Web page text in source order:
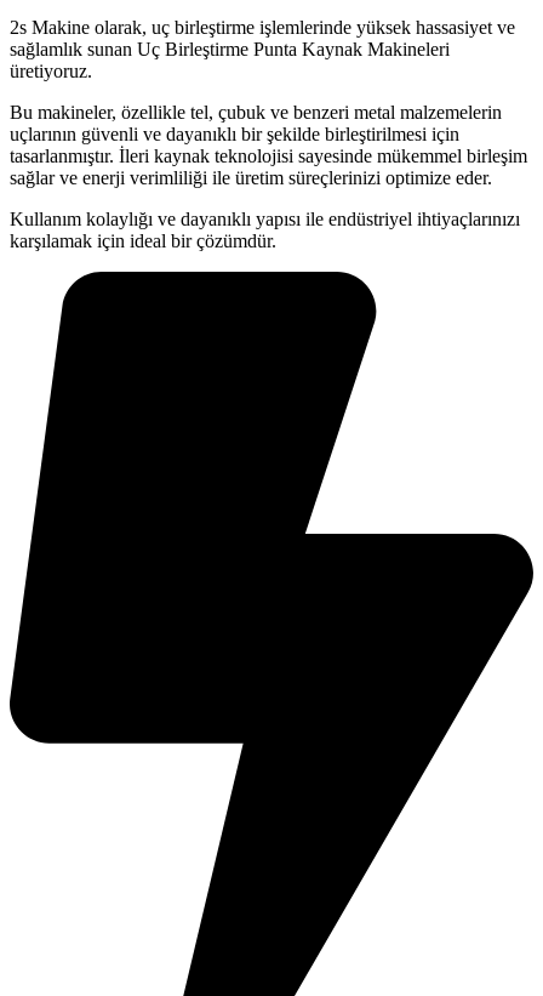
2s Makine olarak, uç birleştirme işlemlerinde yüksek hassasiyet ve
sağlamlık sunan Uç Birleştirme Punta Kaynak Makineleri
üretiyoruz.
Bu makineler, özellikle tel, çubuk ve benzeri metal malzemelerin
uçlarının güvenli ve dayanıklı bir şekilde birleştirilmesi için
tasarlanmıştır. İleri kaynak teknolojisi sayesinde mükemmel birleşim
sağlar ve enerji verimliliği ile üretim süreçlerinizi optimize eder.
Kullanım kolaylığı ve dayanıklı yapısı ile endüstriyel ihtiyaçlarınızı
karşılamak için ideal bir çözümdür.